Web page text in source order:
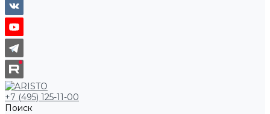
+7 (495) 125-11-00
Поиск